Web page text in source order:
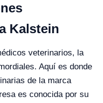
Kalstein
veterinarios, la
Aquí es donde
de la marca
es conocida por su